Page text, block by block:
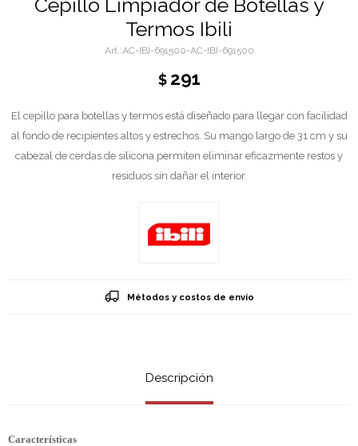
Cepillo Limpiador de Botellas y
Termos Ibili
AC-IBI-691500-AC-IBI-691500
$ 291
El cepillo para botellas y termos está diseñado para llegar con facilidad
al fondo de recipientes altos y estrechos. Su mango largo de 31 cm y su
cabezal de cerdas de silicona permiten eliminar eficazmente restos y
residuos sin dañar el interior.
Métodos y costos de envío
Descripción
Características